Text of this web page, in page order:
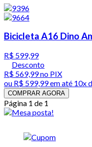
Bicicleta A16 Dino
R$ 599,99
Desconto
R$ 569,99no PIX
ou R$ 599,99em até 10x
COMPRAR AGORA
Página 1 de 1